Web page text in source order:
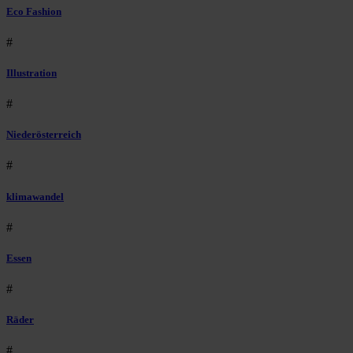
Eco Fashion
#
Illustration
#
Niederösterreich
#
klimawandel
#
Essen
#
Räder